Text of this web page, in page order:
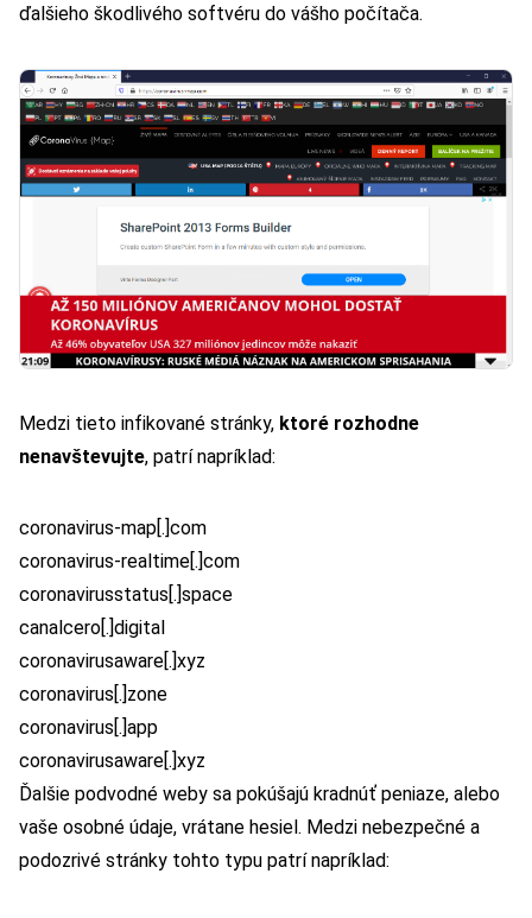
ďalšieho škodlivého softvéru do vášho počítača.
Medzi tieto infikované stránky, ktoré rozhodne
nenavštevujte, patrí napríklad:
coronavirus-map[.]com
coronavirus-realtime[.]com
coronavirusstatus[.]space
canalcero[.]digital
coronavirusaware[.]xyz
coronavirus[.]zone
coronavirus[.]app
coronavirusaware[.]xyz
Ďalšie podvodné weby sa pokúšajú kradnúť peniaze, alebo
vaše osobné údaje, vrátane hesiel. Medzi nebezpečné a
podozrivé stránky tohto typu patrí napríklad: